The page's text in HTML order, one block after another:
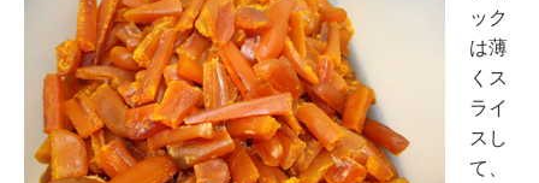
ック
は薄
くス
ライ
スし
て、